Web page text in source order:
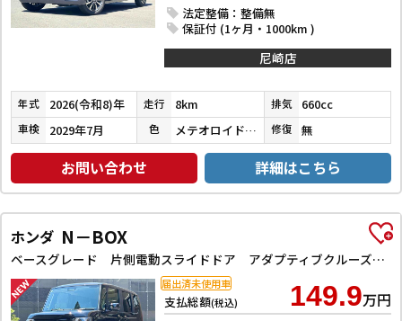
法定整備：整備無
保証付 (1ヶ月・1000km )
尼崎店
年式 2026(令和8)年 走行 8km 排気 660cc
車検 2029年7月 色 メテオロイドグレーメタリック 修復 無
お問い合わせ 詳細はこちら
ホンダ N－BOX
ベースグレード 片側電動スライドドア アダプティブクルーズコントロール LEDヘッドライト クリアランスソナー スマートキー アイドリングストップ CVT ESC チップアップシート エアコン パワーウィンドウ
支払総額(税込) 149.9万円
届出済未使用車